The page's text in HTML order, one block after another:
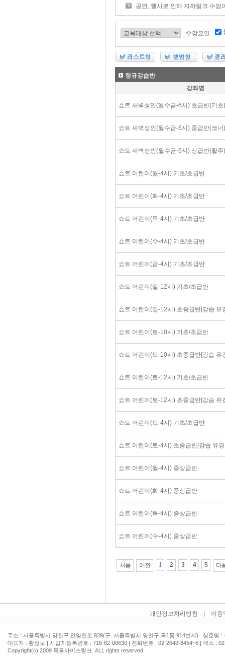
공연, 행사로 인해 지하링크 수업
수강요일
정규강습반
강좌명
쇼트 새벽성인(월수금-6시) 초급반(기초)
쇼트 새벽성인(월수금-6시) 중급반(코너)
쇼트 새벽성인(월수금-6시) 상급반(활주)
쇼트 어린이(월-4시) 기초/초급반
쇼트 어린이(화-4시) 기초/초급반
쇼트 어린이(목-4시) 기초/초급반
쇼트 어린이(수-4시) 기초/초급반
쇼트 어린이(금-4시) 기초/초급반
쇼트 어린이(일-12시) 기초/초급반
쇼트 어린이(일-12시) 초중급반[강습 유
쇼트 어린이(토-10시) 기초/초급반
쇼트 어린이(토-10시) 초중급반[강습 유
쇼트 어린이(토-12시) 기초/초급반
쇼트 어린이(토-12시) 초중급반[강습 유
쇼트 어린이(토-4시) 기초/초급반
쇼트 어린이(토-4시) 초중급반[강습 유
쇼트 어린이(월-4시) 중상급반
쇼트 어린이(화-4시) 중상급반
쇼트 어린이(목-4시) 중상급반
쇼트 어린이(수-4시) 중상급반
처음 이전 1 2 3 4 5 다
개인정보처리방침 이용
주소 : 서울특별시 양천구 안양천로 939(구. 서울특별시 양천구 목1동 914번지) 상호명 :
대표자 : 황정보 | 사업자등록번호 : 716-82-00630 | 전화번호 : 02-2649-8454~6 | 팩스 :
Copyright(c) 2009 목동아이스링크. ALL rights reserved.